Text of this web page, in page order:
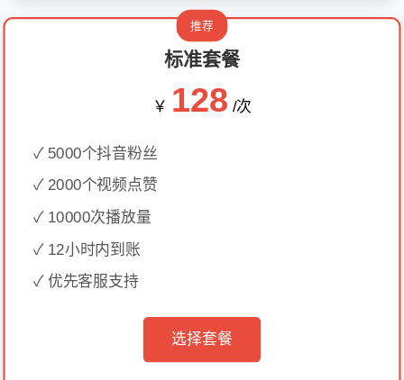
推荐
标准套餐
￥ 128 /次
✓ 5000个抖音粉丝
✓ 2000个视频点赞
✓ 10000次播放量
✓ 12小时内到账
✓ 优先客服支持
选择套餐